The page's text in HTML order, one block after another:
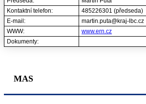
Kontaktní telefon:
485226301 (předseda)
E-mail:
martin.puta@kraj-lbc.cz
WWW:
www.ern.cz
Dokumenty:
MAS